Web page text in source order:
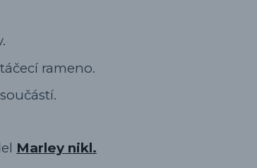
rameno.
Marley nikl.